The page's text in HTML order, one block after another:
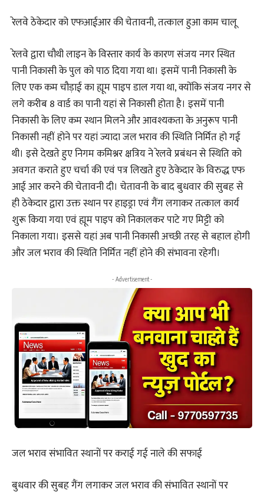
रेलवे ठेकेदार को एफआईआर की चेतावनी, तत्काल हुआ काम चालू
रेलवे द्वारा चौथी लाइन के विस्तार कार्य के कारण संजय नगर स्थित
पानी निकासी के पुल को पाठ दिया गया था। इसमें पानी निकासी के
लिए एक कम चौड़ाई का ह्यूम पाइप डाल गया था, क्योंकि संजय नगर से
लगे करीब 8 वार्ड का पानी यहां से निकासी होता है। इसमें पानी
निकासी के लिए कम स्थान मिलने और आवश्यकता के अनुरूप पानी
निकासी नहीं होने पर यहां ज्यादा जल भराव की स्थिति निर्मित हो गई
थी। इसे देखते हुए निगम कमिश्नर क्षत्रिय ने रेलवे प्रबंधन से स्थिति को
अवगत कराते हुए चर्चा की एवं पत्र लिखते हुए ठेकेदार के विरुद्ध एफ
आई आर करने की चेतावनी दी। चेतावनी के बाद बुधवार की सुबह से
ही ठेकेदार द्वारा उक्त स्थान पर हाइड्रा एवं गैंग लगाकर तत्काल कार्य
शुरू किया गया एवं ह्यूम पाइप को निकालकर पाटे गए मिट्टी को
निकाला गया। इससे यहां अब पानी निकासी अच्छी तरह से बहाल होगी
और जल भराव की स्थिति निर्मित नहीं होने की संभावना रहेगी।
- Advertisement -
जल भराव संभावित स्थानों पर कराई गई नाले की सफाई
बुधवार की सुबह गैंग लगाकर जल भराव की संभावित स्थानों पर